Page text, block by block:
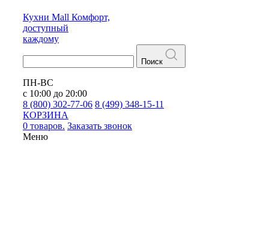
Кухни Mall Комфорт,
доступный
каждому
Поиск
ПН-ВС
с 10:00 до 20:00
8 (800) 302-77-06 8 (499) 348-15-11
КОРЗИНА
0 товаров. Заказать звонок
Меню